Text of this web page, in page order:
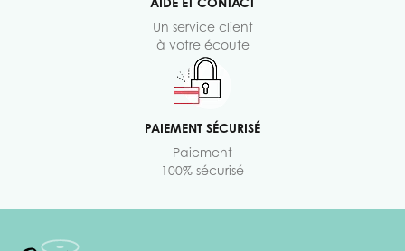
Un service client
à votre écoute
PAIEMENT SÉCURISÉ
Paiement
100% sécurisé